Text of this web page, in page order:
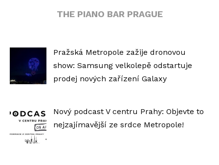
THE PIANO BAR PRAGUE
Pražská Metropole zažije dronovou
show: Samsung velkolepě odstartuje
prodej nových zařízení Galaxy
Nový podcast V centru Prahy: Objevte to
nejzajímavější ze srdce Metropole!